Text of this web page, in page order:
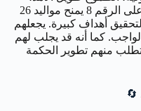
والدروس الحياتية (الكارما). تأثير زحل على الرقم 8 يمنح مواليد 26
أهداف كبيرة. يجعلهم
كما أنه قد يجلب لهم
منهم تطوير الحكمة
🔄